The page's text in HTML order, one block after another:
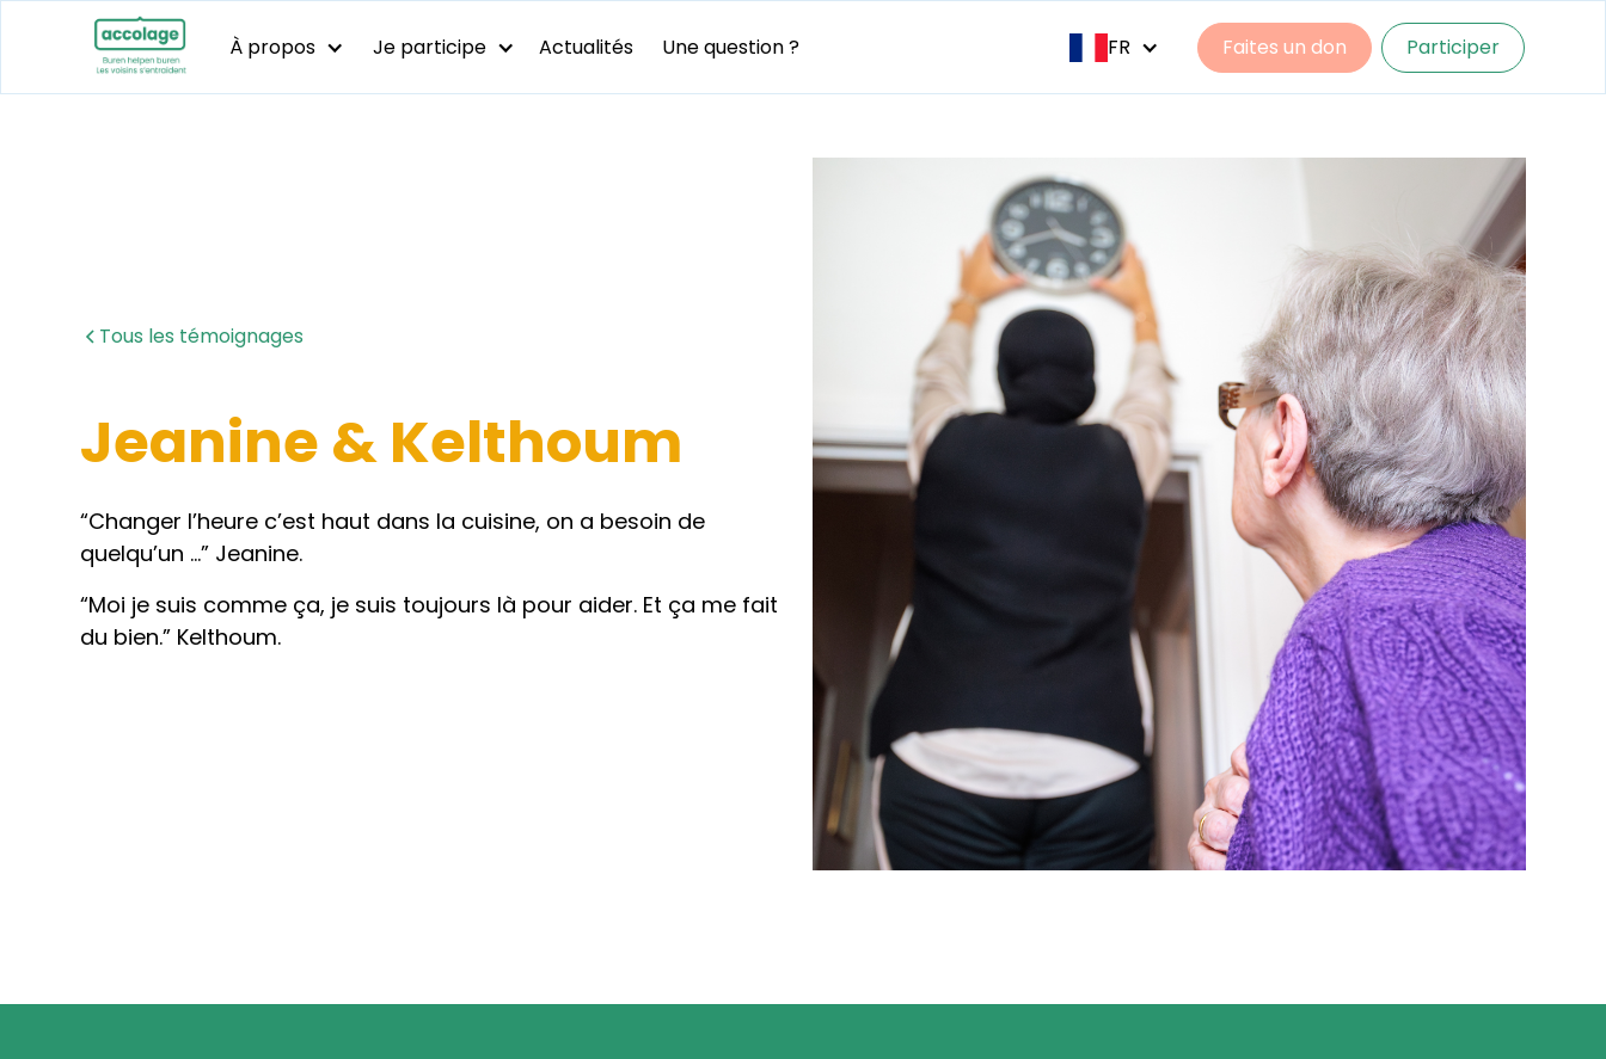
À propos Je participe Actualités Une question ? FR Faites un don Participer
Tous les témoignages
Jeanine & Kelthoum
“Changer l’heure c’est haut dans la cuisine, on a besoin de
quelqu’un ...” Jeanine.
“Moi je suis comme ça, je suis toujours là pour aider. Et ça me fait
du bien.” Kelthoum.